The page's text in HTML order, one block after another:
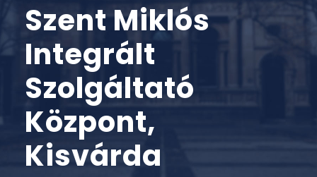
Szent Miklós
Integrált
Szolgáltató
Központ,
Kisvárda